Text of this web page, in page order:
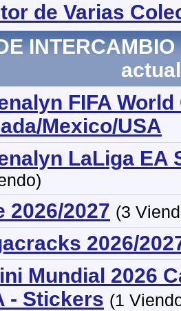
de Varias
FIFA
Mexico/USA
LaLiga EA
2026/2027 (3
2026/
Mundial 2026
- Stickers (1